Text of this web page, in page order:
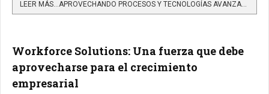
Workforce Solutions: Una fuerza que debe
aprovecharse para el crecimiento
empresarial